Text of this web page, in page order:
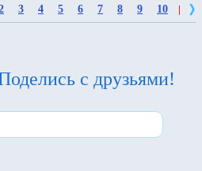
3 4 5 6 7 8 9 10
с друзьями!